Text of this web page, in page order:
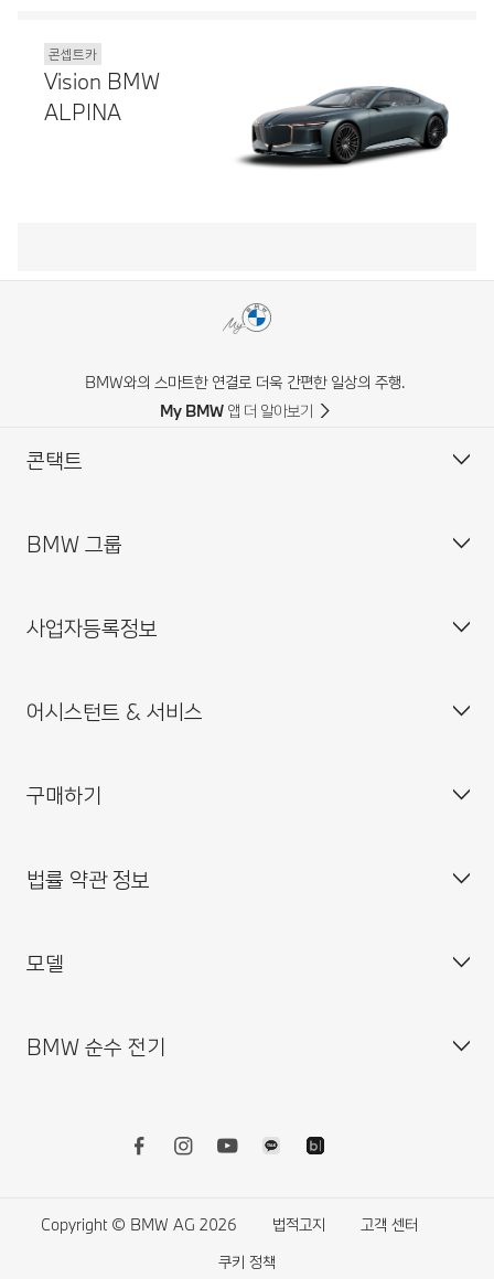
콘셉트카
Vision BMW
ALPINA
BMW와의 스마트한 연결로 더욱 간편한 일상의 주행.
My BMW 앱 더 알아보기
콘택트
고객 센터
BMW 공식 딜러 위치
BMW 그룹
기업소개
BMW 드라이빙 센터
BMW 코리아 미래재단
BMW 파이낸셜 서비스
사업자등록정보
사업자등록번호 : 211-86-08983
대표이사 : 한상윤
대표전화 : 080-700-8000
사업자등록정보확인
어시스턴트 & 서비스
BMW 드라이버 가이드
My BMW 앱
구매하기
내 차량 만들기
BMW 공식 인증 중고차 찾기
BMW 월 납입금 계산기
법률 약관 정보
개인(위치)정보 처리방침
영상정보처리기기 운영·관리 방침
BMW 워런티 플러스 이용약관
모델
BMW X 시리즈
BMW 순수 전기
Copyright © BMW AG 2026 법적고지
고객 센터
쿠키 정책